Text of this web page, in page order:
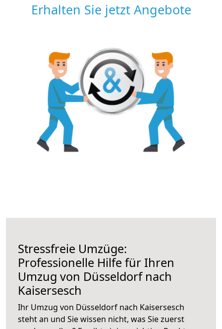
Erhalten Sie jetzt Angebote
Stressfreie Umzüge:
Professionelle Hilfe für Ihren
Umzug von Düsseldorf nach
Kaisersesch
Ihr Umzug von Düsseldorf nach Kaisersesch
steht an und Sie wissen nicht, was Sie zuerst